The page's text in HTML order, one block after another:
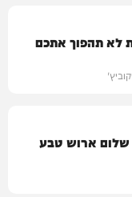
לא תהפוך אתכם
של הרב שלום ארוש טבע